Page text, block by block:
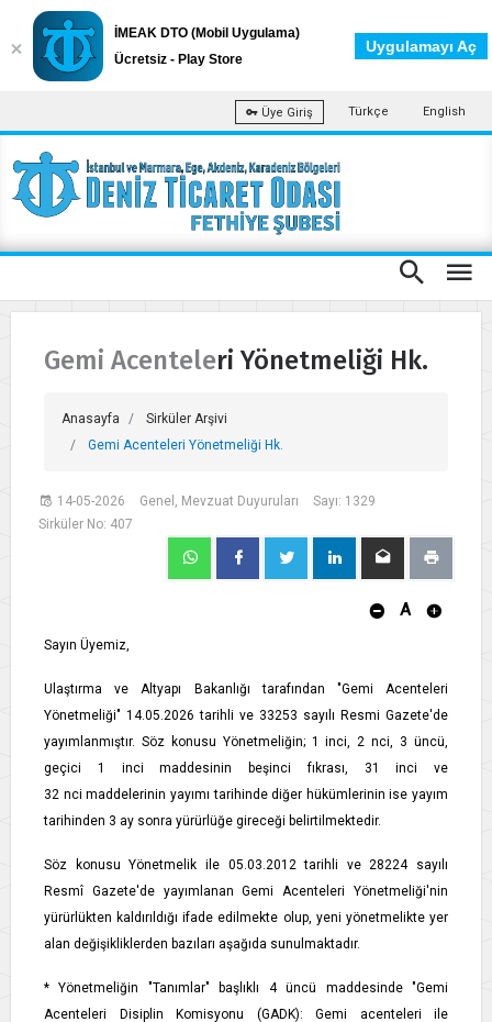
Üye Giriş Türkçe English
Gemi Acenteleri Yönetmeliği Hk.
Anasayfa
Sirküler Arşivi
Gemi Acenteleri Yönetmeliği Hk.
14-05-2026 Genel, Mevzuat Duyuruları
Sayı: 1329
Sirküler No: 407
A
Sayın Üyemiz,
Ulaştırma ve Altyapı Bakanlığı tarafından "Gemi Acenteleri
Yönetmeliği" 14.05.2026 tarihli ve 33253 sayılı Resmi Gazete'de
yayımlanmıştır. Söz konusu Yönetmeliğin; 1 inci, 2 nci, 3 üncü,
geçici 1 inci maddesinin beşinci fıkrası, 31 inci ve
32 nci maddelerinin yayımı tarihinde diğer hükümlerinin ise yayım
tarihinden 3 ay sonra yürürlüğe gireceği belirtilmektedir.
Söz konusu Yönetmelik ile 05.03.2012 tarihli ve 28224 sayılı
Resmî Gazete'de yayımlanan Gemi Acenteleri Yönetmeliği'nin
yürürlükten kaldırıldığı ifade edilmekte olup, yeni yönetmelikte yer
alan değişikliklerden bazıları aşağıda sunulmaktadır.
* Yönetmeliğin "Tanımlar" başlıklı 4 üncü maddesinde "Gemi
Acenteleri Disiplin Komisyonu (GADK): Gemi acenteleri ile
İMEAK DTO (Mobil Uygulama)
Ücretsiz - Play Store
Uygulamayı Aç